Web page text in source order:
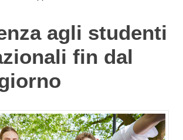
agli studenti
fin dal